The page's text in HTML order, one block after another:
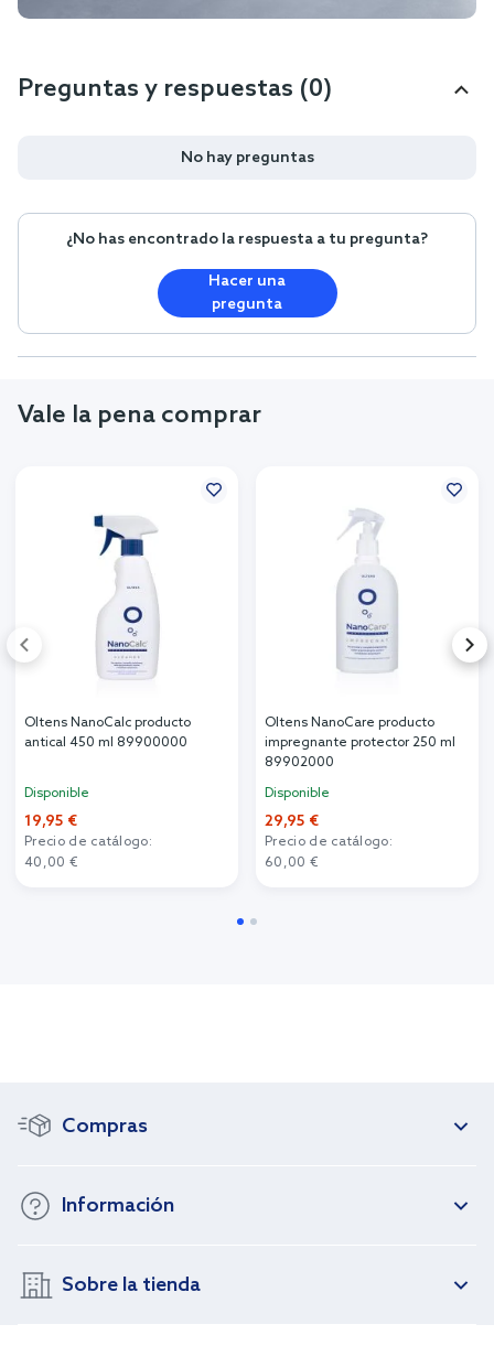
Preguntas y respuestas (0)
No hay preguntas
¿No has encontrado la respuesta a tu pregunta?
Hacer una
pregunta
Vale la pena comprar
Oltens NanoCalc producto
antical 450 ml 89900000
Disponible
19,95 €
Precio de catálogo:
40,00 €
Oltens NanoCare producto
impregnante protector 250 ml
89902000
Disponible
29,95 €
Precio de catálogo:
60,00 €
Compras
Información
Sobre la tienda